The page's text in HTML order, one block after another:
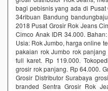
bagi pebisnis yang ada di
34ribuan Bandung
2018 Pusat Grosir Rok Jeans
Cimco Anak IDR 34.000.
Usia: Rok Jumbo, harga online
pakaian rok Jumbo rok
full karet. Rp 119.000.
grosir rok panjang. Rp 64.000.
Grosir Distributor Surabaya
branded Sentra Grosir Rok